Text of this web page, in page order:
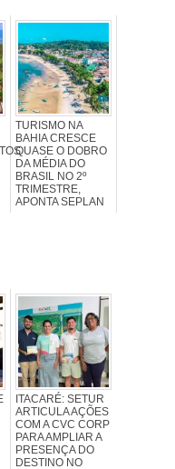
TURISMO NA
BAHIA CRESCE
QUASE O DOBRO
DA MÉDIA DO
BRASIL NO 2º
TRIMESTRE,
APONTA SEPLAN
ITACARÉ: SETUR
ARTICULA AÇÕES
COM A CVC CORP
PARA AMPLIAR A
PRESENÇA DO
DESTINO NO